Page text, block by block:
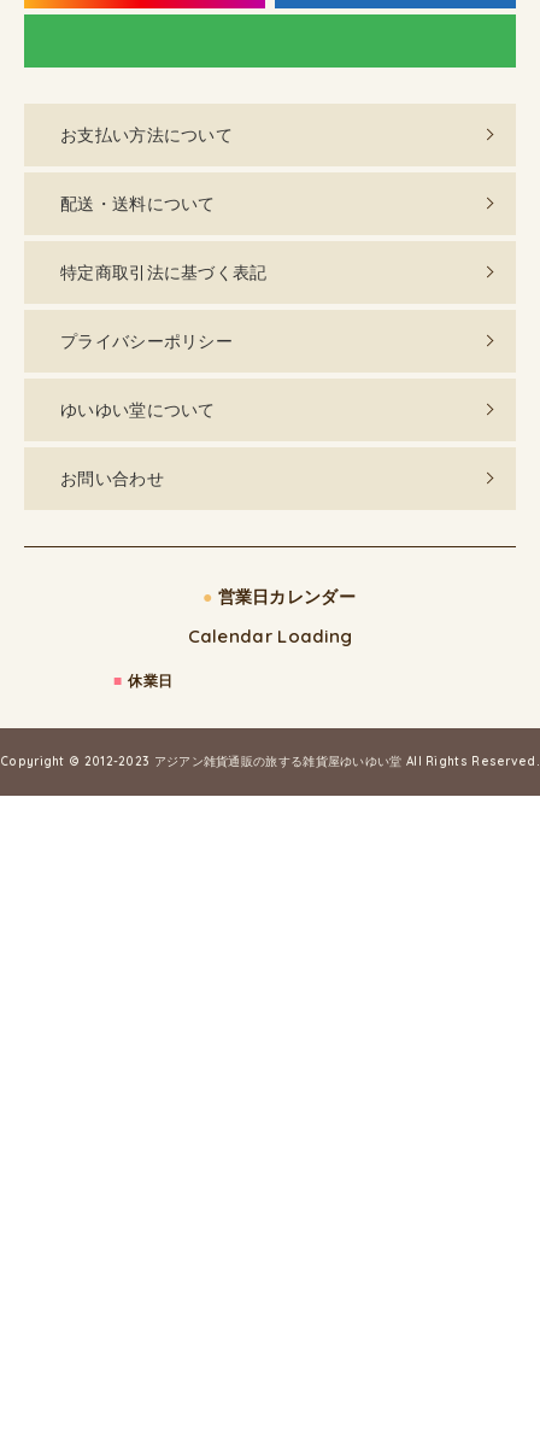
お支払い方法について
配送・送料について
特定商取引法に基づく表記
プライバシーポリシー
ゆいゆい堂について
お問い合わせ
● 営業日カレンダー
Calendar Loading
■ 休業日
Copyright © 2012-2023 アジアン雑貨通販の旅する雑貨屋ゆいゆい堂 All Rights Reserved.